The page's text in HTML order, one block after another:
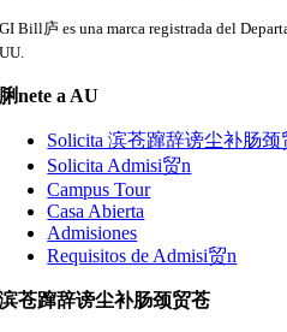
GI Bill庐 es una marca registrada del
UU.
脷nete a AU
Solicita 滨苍蹿辞谤尘补肠颈
Solicita Admisi贸n
Campus Tour
Casa Abierta
Admisiones
Requisitos de Admisi贸n
滨苍蹿辞谤尘补肠颈贸苍